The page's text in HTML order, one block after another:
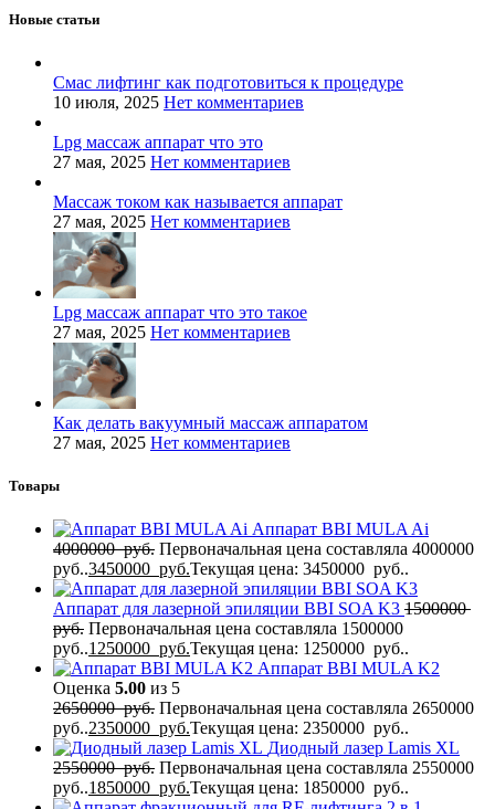
Новые статьи
Смас лифтинг как подготовиться к процедуре
10 июля, 2025 Нет комментариев
Lpg массаж аппарат что это
27 мая, 2025 Нет комментариев
Массаж током как называется аппарат
27 мая, 2025 Нет комментариев
Lpg массаж аппарат что это такое
27 мая, 2025 Нет комментариев
Как делать вакуумный массаж аппаратом
27 мая, 2025 Нет комментариев
Товары
Аппарат BBI MULA Ai
4000000руб. Первоначальная цена составляла 4000000
руб..3450000 руб.Текущая цена: 3450000 руб..
Аппарат для лазерной эпиляции BBI SOA K3 1500000
руб. Первоначальная цена составляла 1500000
руб..1250000 руб.Текущая цена: 1250000 руб..
Аппарат BBI MULA K2
Оценка 5.00 из 5
2650000руб. Первоначальная цена составляла 2650000
руб..2350000 руб.Текущая цена: 2350000 руб..
Диодный лазер Lamis XL
2550000руб. Первоначальная цена составляла 2550000
руб..1850000 руб.Текущая цена: 1850000 руб..